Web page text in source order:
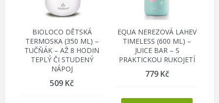
BIOLOCO DĚTSKÁ
TERMOSKA (350 ML) –
TUČŇÁK – AŽ 8 HODIN
TEPLÝ ČI STUDENÝ
NÁPOJ
509 Kč
EQUA NEREZOVÁ LAHEV
TIMELESS (600 ML) –
JUICE BAR – S
PRAKTICKOU RUKOJETÍ
779 Kč